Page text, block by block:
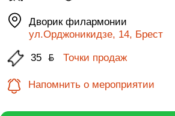
Дворик филармонии
ул.Орджоникидзе, 14, Брест
35 ƃ Точки продаж
Напомнить о мероприятии